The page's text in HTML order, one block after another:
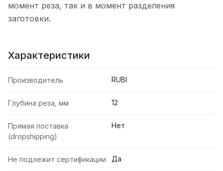
момент реза, так и в момент разделения
заготовки.
Характеристики
Производитель RUBI
Глубина реза, мм 12
Прямая поставка
(dropshipping)
Нет
Не подлежит сертификации Да